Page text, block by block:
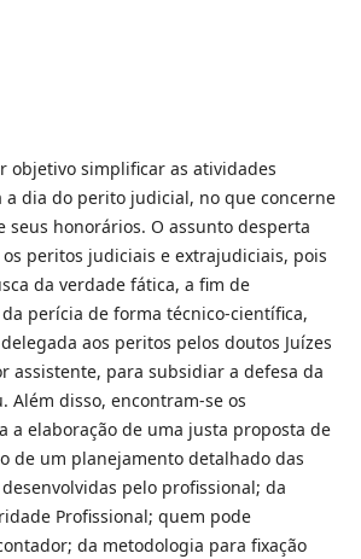
objetivo simplificar as atividades
a dia do perito judicial, no que concerne
seus honorários. O assunto desperta
peritos judiciais e extrajudiciais, pois
da verdade fática, a fim de
perícia de forma técnico-científica,
aos peritos pelos doutos Juízes
assistente, para subsidiar a defesa da
Além disso, encontram-se os
a elaboração de uma justa proposta de
de um planejamento detalhado das
pelo profissional; da
Profissional; quem pode
da metodologia para fixação